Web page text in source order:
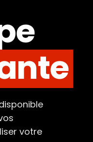
votre